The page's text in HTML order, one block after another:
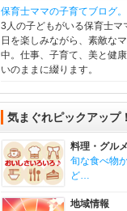
保育士ママの子育てブログ。
3人の子どもがいる保育士マ
日を楽しみながら、素敵な
中。仕事、子育て、美と健
いのままに綴ります。
気まぐれピックアップ！
料理・グルメ
旬な食べ物
ど…
地域情報